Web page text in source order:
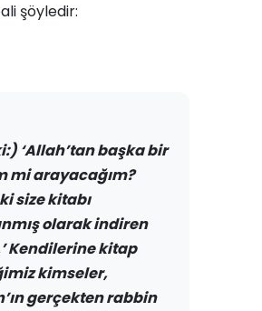
şöyledir:
‘Allah’tan başka bir
mi arayacağım?
size kitabı
olarak indiren
Kendilerine kitap
kimseler,
gerçekten rabbin